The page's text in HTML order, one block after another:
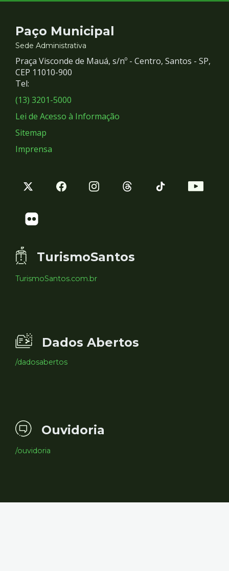
Contato
e
Redes
Sociais
Paço Municipal
Sede Administrativa
Praça Visconde de Mauá, s/nº - Centro, Santos - SP,
CEP 11010-900
Tel:
(13) 3201-5000
Lei de Acesso à Informação
Sitemap
Imprensa
TurismoSantos
TurismoSantos.com.br
Dados Abertos
/dadosabertos
Ouvidoria
/ouvidoria